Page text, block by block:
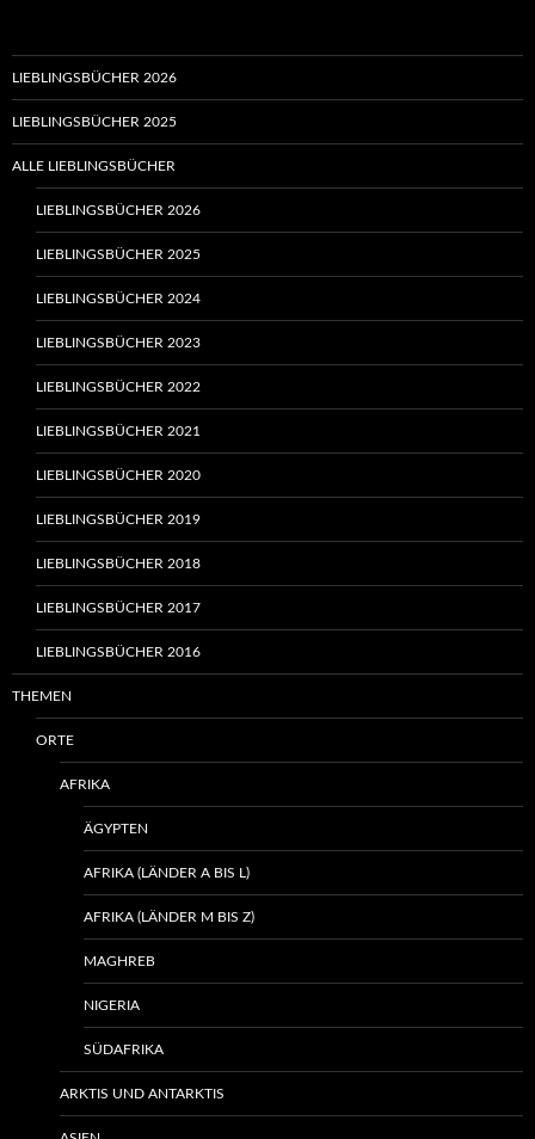
LIEBLINGSBÜCHER 2026
LIEBLINGSBÜCHER 2025
ALLE LIEBLINGSBÜCHER
LIEBLINGSBÜCHER 2026
LIEBLINGSBÜCHER 2025
LIEBLINGSBÜCHER 2024
LIEBLINGSBÜCHER 2023
LIEBLINGSBÜCHER 2022
LIEBLINGSBÜCHER 2021
LIEBLINGSBÜCHER 2020
LIEBLINGSBÜCHER 2019
LIEBLINGSBÜCHER 2018
LIEBLINGSBÜCHER 2017
LIEBLINGSBÜCHER 2016
THEMEN
ORTE
AFRIKA
ÄGYPTEN
AFRIKA (LÄNDER A BIS L)
AFRIKA (LÄNDER M BIS Z)
MAGHREB
NIGERIA
SÜDAFRIKA
ARKTIS UND ANTARKTIS